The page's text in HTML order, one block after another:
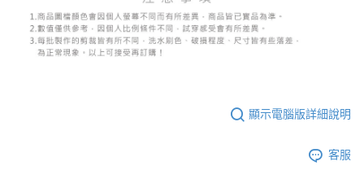
顯示電腦版詳細說明
客服